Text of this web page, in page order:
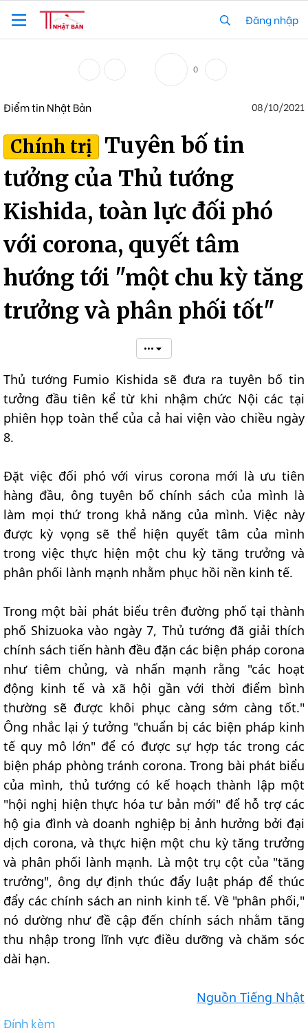
Đăng nhập
0
Điểm tin Nhật Bản 08/10/2021
Chính trị Tuyên bố tin
tưởng của Thủ tướng
Kishida, toàn lực đối phó
với corona, quyết tâm
hướng tới "một chu kỳ tăng
trưởng và phân phối tốt"
•••
Thủ tướng Fumio Kishida sẽ đưa ra tuyên bố tin
tưởng đầu tiên kể từ khi nhậm chức Nội các tại
phiên họp toàn thể của cả hai viện vào chiều ngày
8.
Đặt việc đối phó với virus corona mới là ưu tiên
hàng đầu, ông tuyên bố chính sách của mình là
làm mọi thứ trong khả năng của mình. Việc này
được kỳ vọng sẽ thể hiện quyết tâm của mình
trong việc thực hiện một chu kỳ tăng trưởng và
phân phối lành mạnh nhằm phục hồi nền kinh tế.
Trong một bài phát biểu trên đường phố tại thành
phố Shizuoka vào ngày 7, Thủ tướng đã giải thích
chính sách tiến hành đều đặn các biện pháp corona
như tiêm chủng, và nhấn mạnh rằng "các hoạt
động kinh tế và xã hội gần với thời điểm bình
thường sẽ được khôi phục càng sớm càng tốt."
Ông nhắc lại ý tưởng "chuẩn bị các biện pháp kinh
tế quy mô lớn" để có được sự hợp tác trong các
biện pháp phòng tránh corona. Trong bài phát biểu
của mình, thủ tướng có kế hoạch thành lập một
"hội nghị hiện thực hóa tư bản mới" để hỗ trợ các
hộ gia đình và doanh nghiệp bị ảnh hưởng bởi đại
dịch corona, và thực hiện một chu kỳ tăng trưởng
và phân phối lành mạnh. Là một trụ cột của "tăng
trưởng", ông dự định thúc đẩy luật pháp để thúc
đẩy các chính sách an ninh kinh tế. Về "phân phối,"
nó dường như đề cập đến chính sách nhằm tăng
thu nhập trong lĩnh vực điều dưỡng và chăm sóc
dài hạn.
Nguồn Tiếng Nhật
Đính kèm